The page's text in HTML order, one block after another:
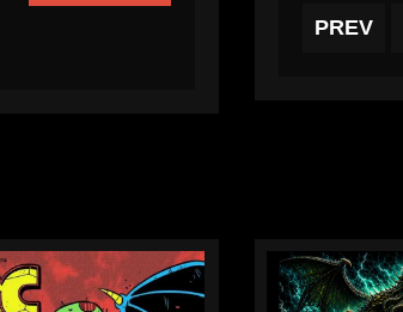
PREV
PREV